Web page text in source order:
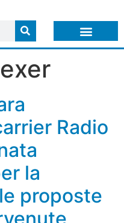
Radio
la
proposte